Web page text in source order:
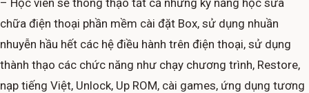
chữa điện thoại phần mềm cài đặt Box, sử dụng nhuần
nhuyễn hầu hết các hệ điều hành trên điện thoại, sử dụng
thành thạo các chức năng như chạy chương trình, Restore,
nạp tiếng Việt, Unlock, Up ROM, cài games, ứng dụng tương